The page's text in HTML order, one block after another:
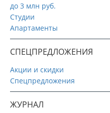
до 3 млн руб.
Студии
Апартаменты
СПЕЦПРЕДЛОЖЕНИЯ
Акции и скидки
Спецпредложения
ЖУРНАЛ